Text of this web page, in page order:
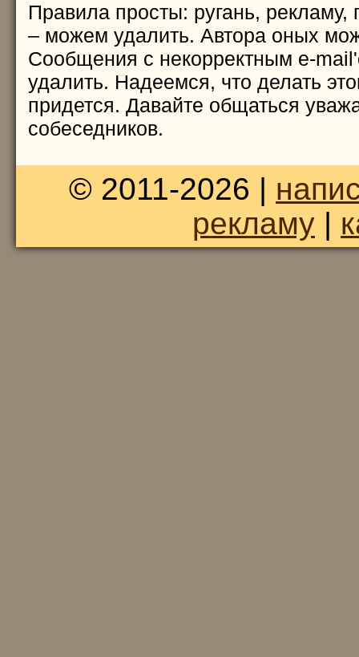
Правила просты: ругань, рекламу,
– можем удалить. Автора оных
Сообщения с некорректным e-
удалить. Надеемся, что делать
придется. Давайте общаться
собеседников.
© 2011-2026 |
рекламу|